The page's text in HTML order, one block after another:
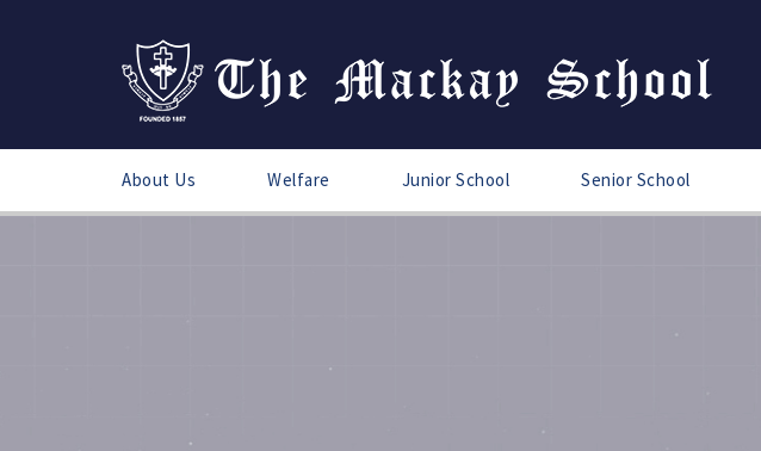
About Us Welfare Junior School Senior School